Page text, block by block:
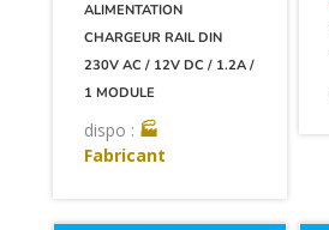
ALIMENTATION
CHARGEUR RAIL DIN
230V AC / 12V DC / 1.2A /
1 MODULE
dispo : 🏭
Fabricant